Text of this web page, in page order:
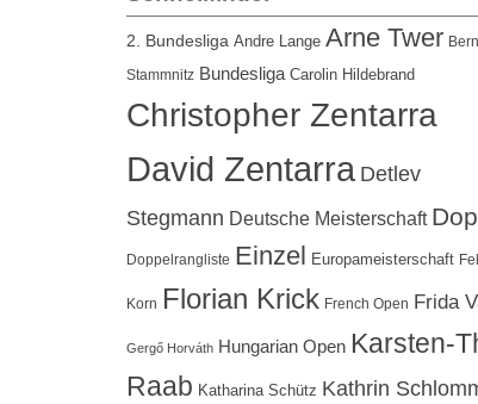
2. Bundesliga Andre Lange Arne Twer
Stammnitz Bundesliga Carolin Hildebrand
Christopher Zentarra
David Zentarra Detlev
Stegmann Deutsche Meisterschaft
Doppelrangliste Einzel Europameisterschaft
Korn Florian Krick French Open Frida
Gergő Horváth Hungarian Open Karsten-
Raab Katharina Schütz Kathrin